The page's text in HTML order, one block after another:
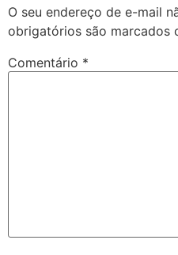
O seu endereço de e-mail
obrigatórios são marcados
Comentário *